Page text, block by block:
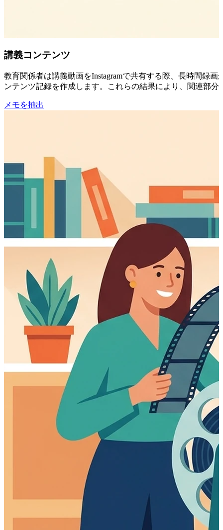
講義コンテンツ
教育関係者は講義動画をInstagramで共有する際、長時間録
ンテンツ記録を作成します。これらの結果により、関連部
メモを抽出